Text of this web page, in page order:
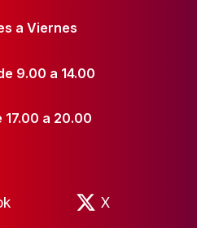
a Viernes
9.00 a 14.00
17.00 a 20.00
X